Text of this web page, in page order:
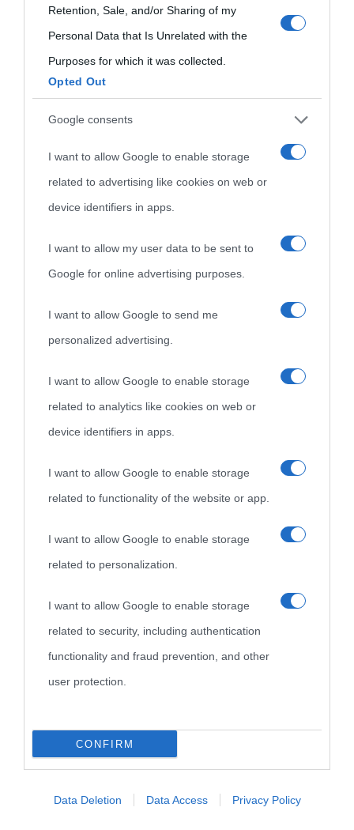
use your data for below specified purposes in below Google
consent section.
Retention, Sale, and/or Sharing of my
Personal Data that Is Unrelated with the
Purposes for which it was collected.
Opted Out
Google consents
I want to allow Google to enable storage
related to advertising like cookies on web or
device identifiers in apps.
I want to allow my user data to be sent to
Google for online advertising purposes.
I want to allow Google to send me
personalized advertising.
I want to allow Google to enable storage
related to analytics like cookies on web or
device identifiers in apps.
I want to allow Google to enable storage
related to functionality of the website or app.
I want to allow Google to enable storage
related to personalization.
I want to allow Google to enable storage
related to security, including authentication
functionality and fraud prevention, and other
user protection.
CONFIRM
Data Deletion Data Access Privacy Policy
come Affiliato Amazon il sito ricava commissioni sugli acquisti